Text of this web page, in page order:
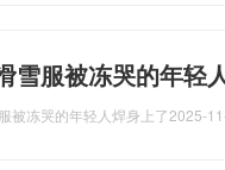
雪服被冻哭的年轻
被冻哭的年轻人焊身上了2025-